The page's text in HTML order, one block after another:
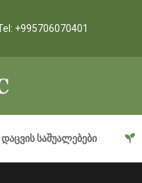
+995706070401
საშუალებები